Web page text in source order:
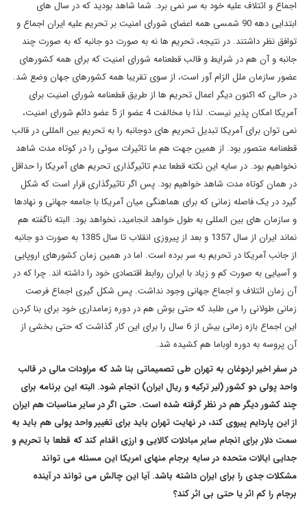
اجماع و ائتلاف علیه خود به سر نمی برد. شما شاهد بودید که در سال های
ابتدایی دهه 90 شمسی همه اعضای شورای امنیت بر تحریم علیه ایران اجماع و
توافق نظر داشتند. در نتیجه، تحریم ها نه به صورت دو جانبه که به صورت چند
جانبه و آن هم در شرایط و قالب قطعنامه شورای امنیت که برای همه کشورهای
عضور سازمان ملل الزام آور است، از سوی تقریبا همه کشورهای جهان وضع شد.
در حالی که اکنون دیگر اعمال تحریم ها از طریق قطعنامه شورای امنیت برای
آمریکا امکان پذیر نیست. لذا با مخالفت 4 عضو از 5 عضو دائم شورای امنیت،
نمی توان برای آمریکا تبدیل تحریم های دوجانبه را به تحریم بین المللی در قالب
قطعنامه متصور بود. از همین جهت هم ما تاثیرات سوئی را در کوتاه مدت شاهد
نخواهیم بود. در سایه این نکته قطعا عدم تاثیرگذاری تحریم های آمریکا را حداقل
در همان کوتاه مدت شاهد خواهیم بود. پس اگر تاثیرگذاری قرار است که شکل
گیرد در یک فاصله زمانی که برای هماهنگی میان آمریکا با جامعه جهانی و نهادها
و سازمان های بین المللی به طول خواهد انجامید، نخواهد بود. البته ناگفته هم
نماند ایران از سال 1357 و بعد از پیروزی انقلاب تا سال 1385 به صورت دو جانبه
از جانب آمریکا در تحریم به سر برده است. اما در همین زمان کشورهای اروپایی
و آسیایی به صورت کم و زیاد با ایران روابط اقتصادی خود را داشته اند. چرا که در
آن زمان ائتلاف و اجماع جهانی وجود نداشت. پس شکل گیری اجماع فرصت
زمانی طولانی را می طلبد که حتی بوش هم در دوره زمامداری خود برای بنا کردن
این اجماع بازه زمانی بیش از 6 سال را برای این کار گذاشت که حتی بخشی از
آن پروسه به دوره اوباما هم کشیده شد.
در سفر اخیر اردوغان به تهران طی تصمیماتی بنا شد که مراودات مالی در قالب
واحد پولی دو کشور (لیر ترکیه و ریال ایران) انجام شود. البته این برنامه برای
چند کشور دیگر هم در نظر گرفته شده است. حتی اگر در سایر مناسبات هم ایران
از این پاردایم پیروی کند، در نهایت تهران باید برای تغییر واحد پولی هم باید به
سمت دلار برای انجام سایر مبادلات کالایی و ارزی اقدام کند که قطعا با تحریم و
جدایی ایالات متحده در سایه برجام منهای امریکا این مسئله می تواند
مشکلات جدی را برای ایران داشته باشد. آیا این چالش می تواند در آینده
برجام را کم اثر یا حتی بی اثر کند؟